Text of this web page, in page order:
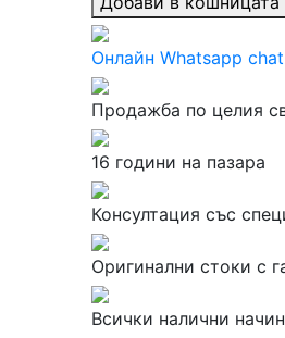
Онлайн Whatsapp chat
Продажба по целия
16 години на пазара
Консултация със
Оригинални стоки с
Всички налични